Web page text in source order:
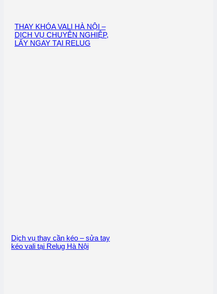
THAY KHÓA VALI HÀ NỘI –
DỊCH VỤ CHUYÊN NGHIỆP,
LẤY NGAY TẠI RELUG
Dịch vụ thay cần kéo – sửa tay
kéo vali tại Relug Hà Nội